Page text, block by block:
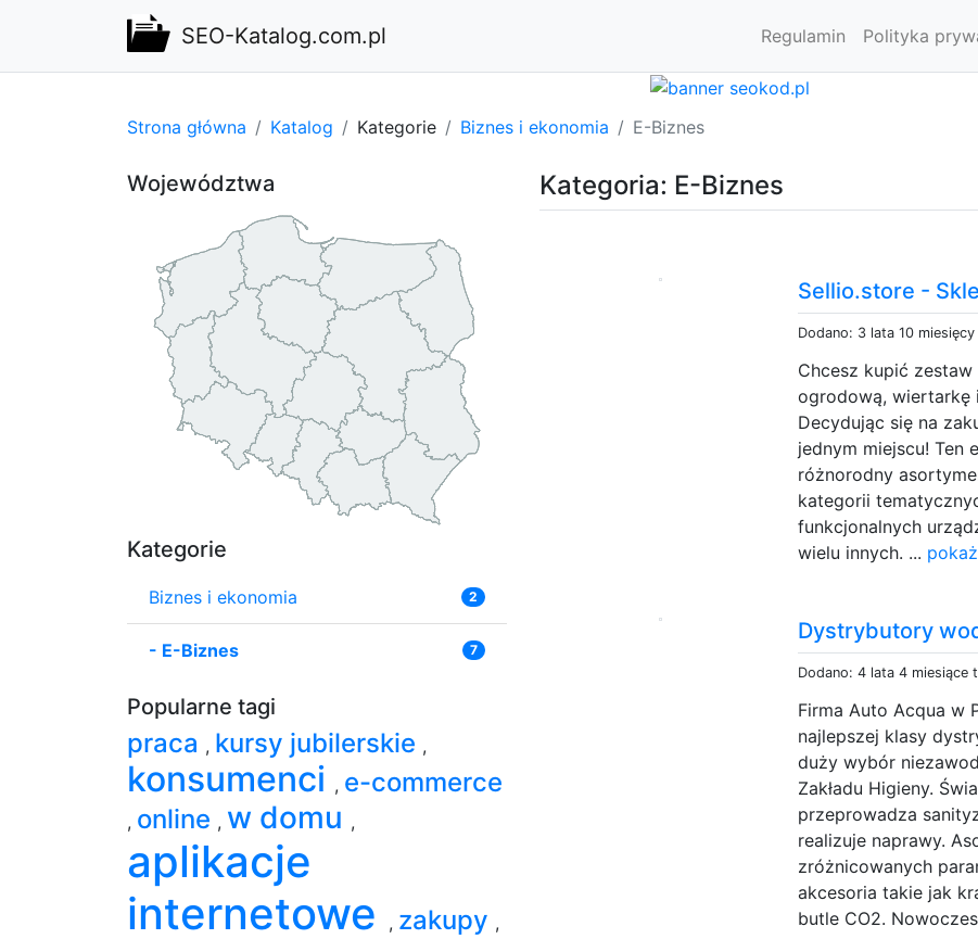
SEO-Katalog.com.pl Regulamin Polityka
Strona główna Katalog Kategorie Biznes i ekonomia E-Biznes
Kategoria: E-Biznes
Sellio.store -
Dodano: 3 lata 10
Chcesz kupić
ogrodową, wiertarkę
Decydując się na
jednym miejscu! Ten
różnorodny
kategorii
funkcjonalnych
wielu innych. ...
Dystrybutory
Dodano: 4 lata 4 miesiące
Firma Auto Acqua w
najlepszej klasy
duży wybór
Zakładu Higieny.
przeprowadza
realizuje naprawy.
zróżnicowanych
akcesoria takie jak
butle CO2.
Województwa
Kategorie
Biznes i ekonomia 2
- E-Biznes 7
Popularne tagi
praca , kursy jubilerskie ,
konsumenci , e-commerce
, online , w domu ,
aplikacje
internetowe
, zakupy ,